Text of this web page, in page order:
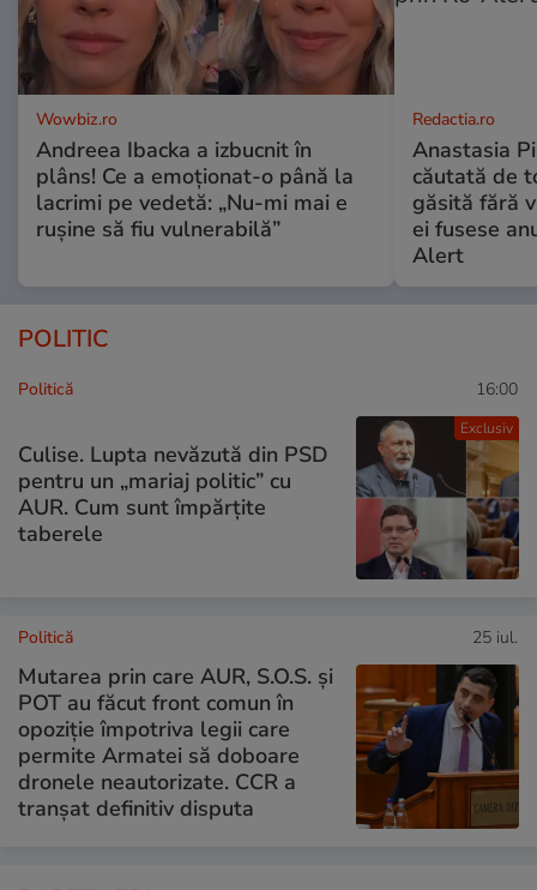
Wowbiz.ro
Andreea Ibacka a izbucnit în
plâns! Ce a emoționat-o până la
lacrimi pe vedetă: „Nu-mi mai e
rușine să fiu vulnerabilă”
Redactia.ro
Anastasia
căutată de
găsită fără
ei fusese
Alert
POLITIC
Exclusiv
Politică 16:00
Culise. Lupta nevăzută din PSD
pentru un „mariaj politic” cu
AUR. Cum sunt împărțite
taberele
Politică 25 iul.
Mutarea prin care AUR, S.O.S. și
POT au făcut front comun în
opoziție împotriva legii care
permite Armatei să doboare
dronele neautorizate. CCR a
tranșat definitiv disputa